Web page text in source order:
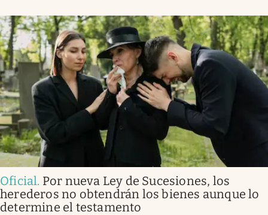
Oficial. Por nueva Ley de Sucesiones, los
herederos no obtendrán los bienes aunque lo
determine el testamento